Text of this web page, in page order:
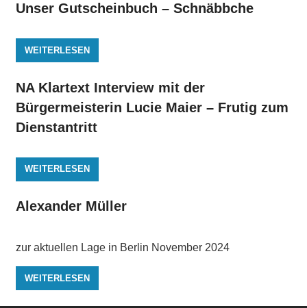
Unser Gutscheinbuch – Schnäbbche
WEITERLESEN
NA Klartext Interview mit der
Bürgermeisterin Lucie Maier – Frutig zum
Dienstantritt
WEITERLESEN
Alexander Müller
zur aktuellen Lage in Berlin November 2024
WEITERLESEN